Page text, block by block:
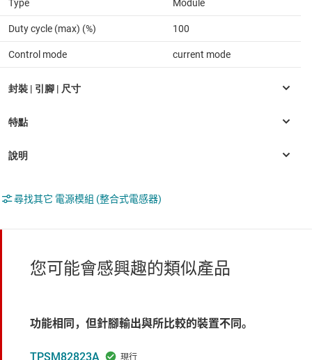
Type Module
Duty cycle (max) (%) 100
Control mode current mode
尋找其它 電源模組 (整合式電感器)
您可能會感興趣的類似產品
功能相同，但針腳輸出與所比較的裝置不同。
TPSM82823A